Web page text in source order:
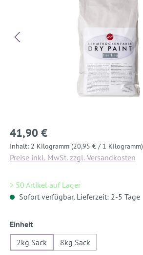
41,90 €
Inhalt: 2 Kilogramm (20,95 € / 1 Kilogramm)
Preise inkl. MwSt. zzgl. Versandkosten
> 50 Artikel auf Lager
Sofort verfügbar, Lieferzeit: 2-5 Tage
Einheitauswählen
2kg Sack
8kg Sack